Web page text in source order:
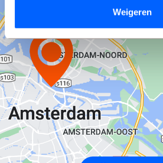
We werken samen met9 derden
kunnen ontvangen en verwerken.
Weigeren